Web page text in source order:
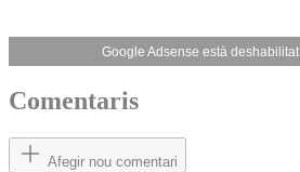
Google Adsense està deshabilitat.
Comentaris
Afegir nou comentari